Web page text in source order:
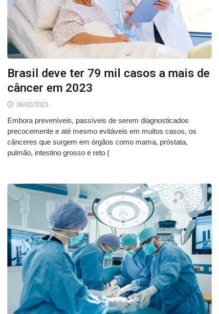
Brasil deve ter 79 mil casos a mais de
câncer em 2023
06/02/2023
Embora preveníveis, passíveis de serem diagnosticados
precocemente e até mesmo evitáveis em muitos casos, os
cânceres que surgem em órgãos como mama, próstata,
pulmão, intestino grosso e reto (